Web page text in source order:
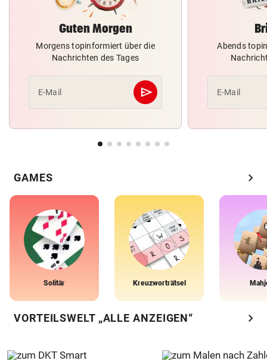
Guten Morgen
Morgens topinformiert über die
Nachrichten des Tages
E-Mail send
Abschicken
Abends
E-Mail
GAMES chevron_right
Solitär Kreuzworträtsel
VORTEILSWELT „ALLE ANZEIGEN“ chevron_right